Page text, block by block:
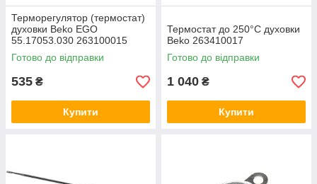
Терморегулятор (термостат)
духовки Beko EGO
55.17053.030 263100015
Готово до відправки
535 ₴
Купити
Термостат до 250°C духовки
Beko 263410017
Готово до відправки
1 040 ₴
Купити